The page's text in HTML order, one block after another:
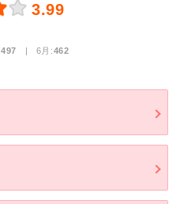
3.99
497 | 6月:462